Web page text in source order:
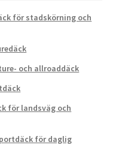
för stadskörning och
och allroaddäck
för landsväg och
för daglig